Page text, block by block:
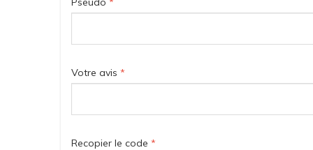
Votre avis *
Recopier le code *